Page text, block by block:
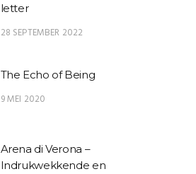
letter
28 SEPTEMBER 2022
The Echo of Being
9 MEI 2020
Arena di Verona –
Indrukwekkende en